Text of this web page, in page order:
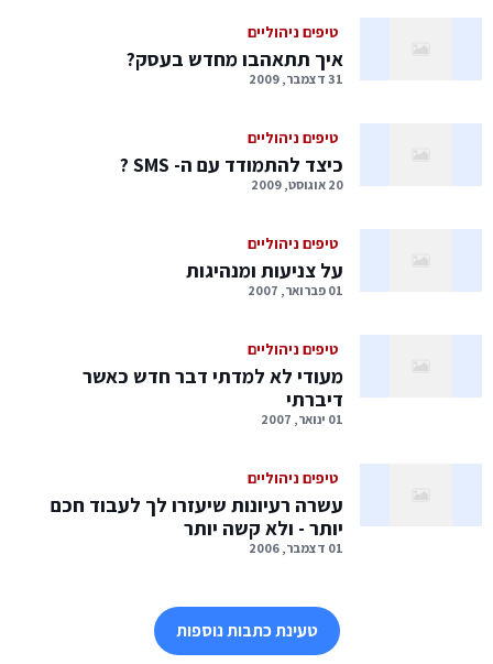
טיפים ניהוליים
איך תתאהבו מחדש בעסק?
31 דצמבר, 2009
טיפים ניהוליים
כיצד להתמודד עם ה- SMS ?
20 אוגוסט, 2009
טיפים ניהוליים
על צניעות ומנהיגות
01 פברואר, 2007
טיפים ניהוליים
מעודי לא למדתי דבר חדש כאשר
דיברתי
01 ינואר, 2007
טיפים ניהוליים
עשרה רעיונות שיעזרו לך לעבוד חכם
יותר - ולא קשה יותר
01 דצמבר, 2006
טעינת כתבות נוספות